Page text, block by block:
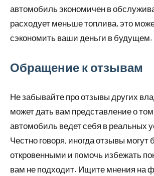
автомобиль экономичен в
расходует меньше топлива, это
сэкономить ваши деньги в будущем.
Обращение к отзывам
Не забывайте про отзывы других
может дать вам представление о
автомобиль ведет себя в реальных
Честно говоря, иногда отзывы могут
откровенными и помочь избежать
вам не подходит. Ищите мнения на